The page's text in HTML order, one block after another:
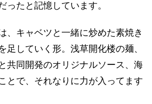
ったと記憶しています。
、キャベツと一緒に炒めた素焼き
足していく形。浅草開化楼の麺、
共同開発のオリジナルソース、海
とで、それなりに力が入ってます